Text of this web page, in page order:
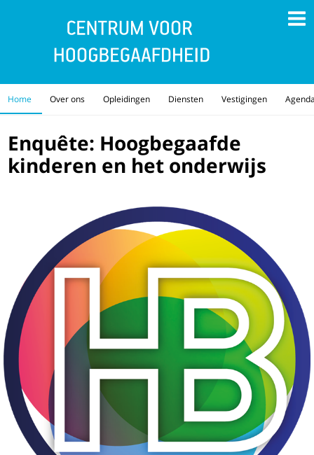
Home Over ons Opleidingen Diensten Vestigingen
Enquête: Hoogbegaafde
kinderen en het onderwijs